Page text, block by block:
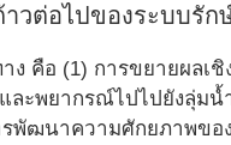
วต่อไปของระบบรัก
คือ (1) การขยายผลเ
ะพยากรณ์ไปไปยังลุ่ม
พัฒนาความศักยภาพข